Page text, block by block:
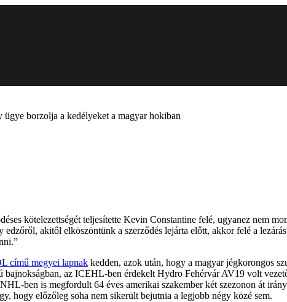
ügye borzolja a kedélyeket a magyar hokiban
kötelezettségét teljesítette Kevin Constantine felé, ugyanez nem
akitől elköszöntünk a szerződés lejárta előtt, akkor felé a
című megyei lapnak kedden, azok után, hogy a magyar jégkorongos
bajnokságban, az ICEHL-ben érdekelt Hydro Fehérvár AV19 volt
ben is megfordult 64 éves amerikai szakember két szezonon át
hogy előzőleg soha nem sikerült bejutnia a legjobb négy közé sem.